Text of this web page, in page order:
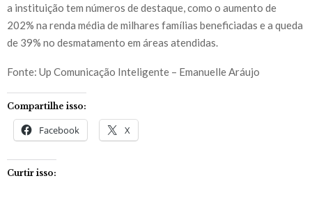
a instituição tem números de destaque, como o aumento de
202% na renda média de milhares famílias beneficiadas e a queda
de 39% no desmatamento em áreas atendidas.
Fonte: Up Comunicação Inteligente – Emanuelle Aráujo
Compartilhe isso:
Facebook X
Curtir isso: